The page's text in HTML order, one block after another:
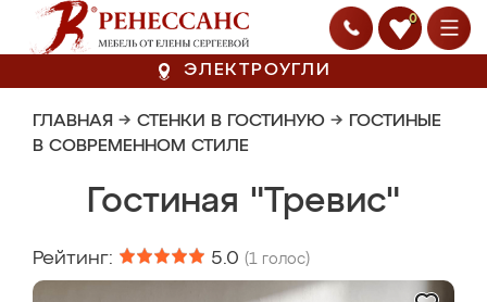
0
ЭЛЕКТРОУГЛИ
ГЛАВНАЯ → СТЕНКИ В ГОСТИНУЮ → ГОСТИНЫЕ
В СОВРЕМЕННОМ СТИЛЕ
Гостиная "Тревис"
Рейтинг: 5.0 (1 голос)